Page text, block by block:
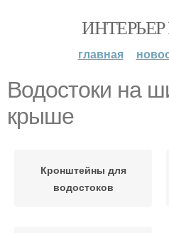
главная
Водостоки на
крыше
Кронштейны для
водостоков